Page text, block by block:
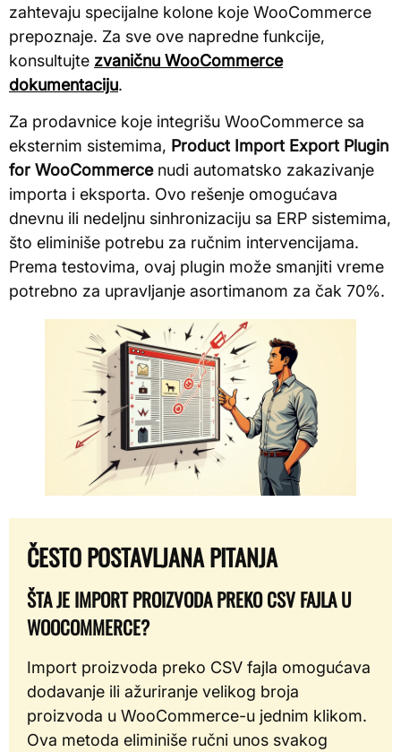
zahtevaju specijalne kolone koje WooCommerce
prepoznaje. Za sve ove napredne funkcije,
konsultujte zvaničnu WooCommerce
dokumentaciju.
Za prodavnice koje integrišu WooCommerce sa
eksternim sistemima, Product Import Export Plugin
for WooCommercenudi automatsko zakazivanje
importa i eksporta. Ovo rešenje omogućava
dnevnu ili nedeljnu sinhronizaciju sa ERP sistemima,
što eliminiše potrebu za ručnim intervencijama.
Prema testovima, ovaj plugin može smanjiti vreme
potrebno za upravljanje asortimanom za čak 70%.
ČESTO POSTAVLJANA PITANJA
ŠTA JE IMPORT PROIZVODA PREKO CSV FAJLA U
WOOCOMMERCE?
Import proizvoda preko CSV fajla omogućava
dodavanje ili ažuriranje velikog broja
proizvoda u WooCommerce-u jednim klikom.
Ova metoda eliminiše ručni unos svakog